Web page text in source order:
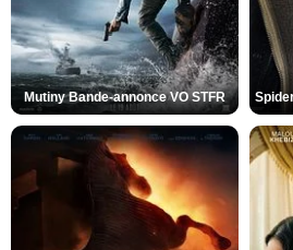
Mutiny Bande-annonce VO STFR